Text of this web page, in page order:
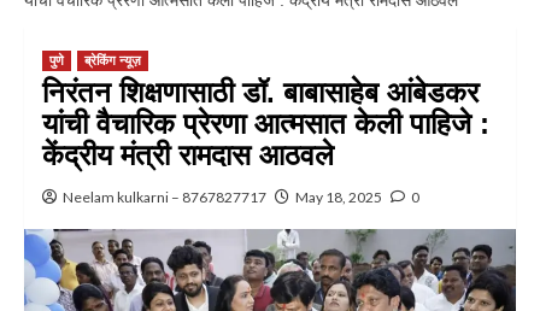
पुणे ब्रेकिंग न्यूज़
निरंतन शिक्षणासाठी डॉ. बाबासाहेब आंबेडकर
यांची वैचारिक प्रेरणा आत्मसात केली पाहिजे :
केंद्रीय मंत्री रामदास आठवले
Neelam kulkarni – 8767827717 May 18, 2025 0